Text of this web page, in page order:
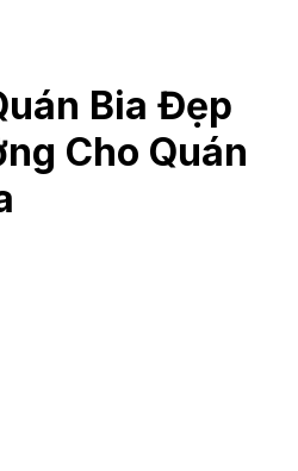
Bia Đẹp
Cho Quán